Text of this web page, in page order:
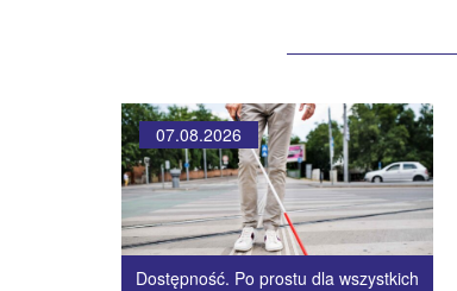
07.08.2026
Dostępność. Po prostu dla wszystkich